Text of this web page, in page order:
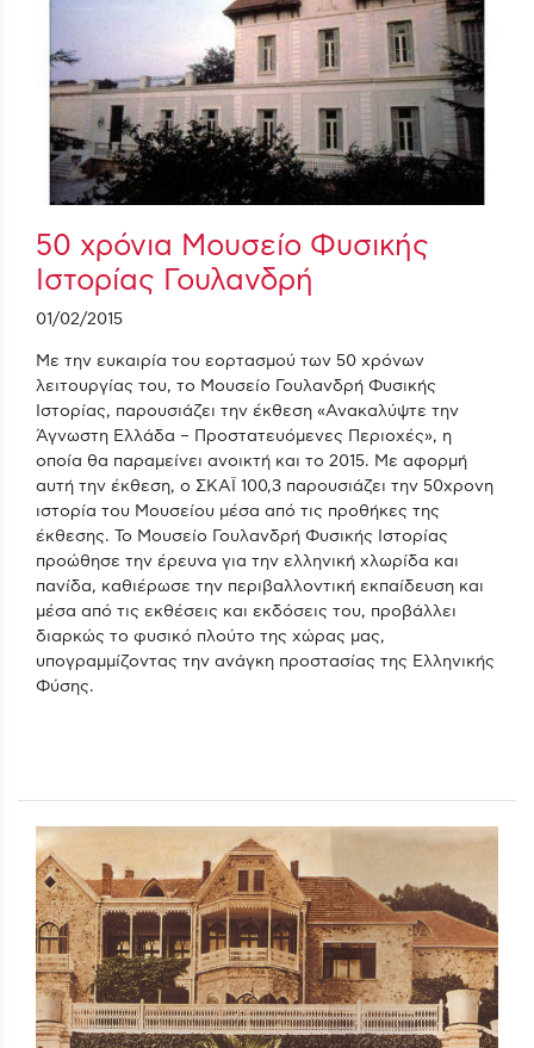
50 χρόνια Μουσείο Φυσικής
Ιστορίας Γουλανδρή
01/02/2015
Με την ευκαιρία του εορτασμού των 50 χρόνων
λειτουργίας του, το Μουσείο Γουλανδρή Φυσικής
Ιστορίας, παρουσιάζει την έκθεση «Ανακαλύψτε την
Άγνωστη Ελλάδα – Προστατευόμενες Περιοχές», η
οποία θα παραμείνει ανοικτή και το 2015. Με αφορμή
αυτή την έκθεση, ο ΣΚΑΪ 100,3 παρουσιάζει την 50χρονη
ιστορία του Μουσείου μέσα από τις προθήκες της
έκθεσης. Το Μουσείο Γουλανδρή Φυσικής Ιστορίας
προώθησε την έρευνα για την ελληνική χλωρίδα και
πανίδα, καθιέρωσε την περιβαλλοντική εκπαίδευση και
μέσα από τις εκθέσεις και εκδόσεις του, προβάλλει
διαρκώς το φυσικό πλούτο της χώρας μας,
υπογραμμίζοντας την ανάγκη προστασίας της Ελληνικής
Φύσης.